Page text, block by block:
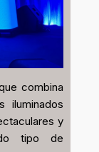
combina
iluminados
y
tipo de